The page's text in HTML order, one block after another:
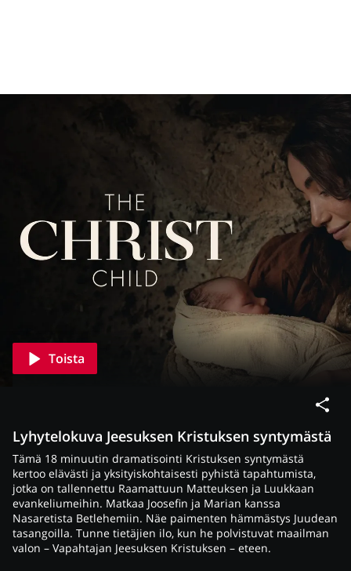
Toista
Lyhytelokuva Jeesuksen Kristuksen syntymästä
Tämä 18 minuutin dramatisointi Kristuksen syntymästä
kertoo elävästi ja yksityiskohtaisesti pyhistä tapahtumista,
jotka on tallennettu Raamattuun Matteuksen ja Luukkaan
evankeliumeihin. Matkaa Joosefin ja Marian kanssa
Nasaretista Betlehemiin. Näe paimenten hämmästys Juudean
tasangoilla. Tunne tietäjien ilo, kun he polvistuvat maailman
valon – Vapahtajan Jeesuksen Kristuksen – eteen.